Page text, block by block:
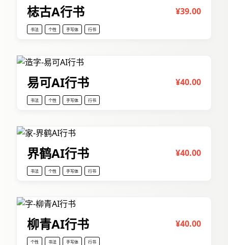
梽古A行书 ¥39.00
书法 个性 手写体 行书
易可AI行书 ¥40.00
书法 个性 手写体 行书
界鹤AI行书 ¥40.00
书法 个性 手写体 行书
柳青AI行书 ¥40.00
个性 书法 手写体 行书